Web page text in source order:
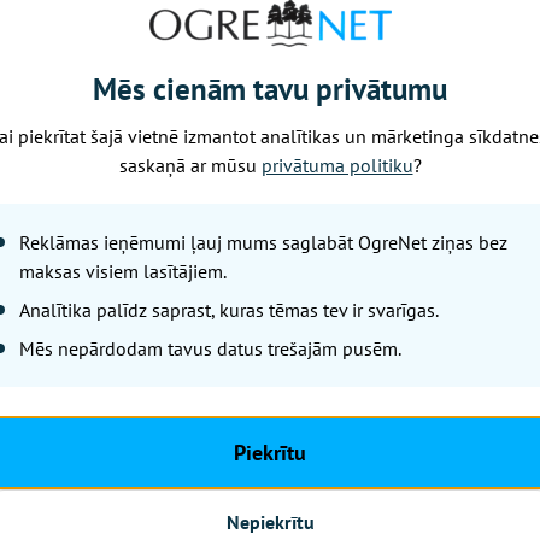
("A Complete Unknown"), Daniels Kreigs
Ralfs Fainss ("Conclave") un Sebastians Stens ("The
dramatiskā filmā" uz "Zelta globusa" balvu
Showgirl"), Andželīna Džolija ("Maria"), Nikola
Next Door"), Fernanda Toresa ("I'm Still Here") un Keita
Nākamais raksts
Nedēļa
LETA
Mēs cienām tavu privātumu
piekrītat šajā vietnē izmantot analītikas un mārketinga
saskaņā ar mūsu privātuma politiku?
Reklāmas ieņēmumi ļauj mums saglabāt OgreNet ziņas bez
maksas visiem lasītājiem.
Analītika palīdz saprast, kuras tēmas tev ir svarīgas.
Mēs nepārdodam tavus datus trešajām pusēm.
Piekrītu
Nepiekrītu